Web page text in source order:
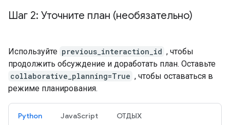
Шаг 2: Уточните план (необязательно)
Используйте previous_interaction_id , чтобы
продолжить обсуждение и доработать план. Оставьте
collaborative_planning=True , чтобы оставаться в
режиме планирования.
Python JavaScript ОТДЫХ